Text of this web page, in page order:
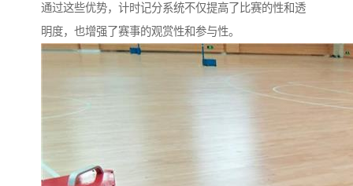
通过这些优势，计时记分系统不仅提高了比赛的性和透
明度，也增强了赛事的观赏性和参与性。